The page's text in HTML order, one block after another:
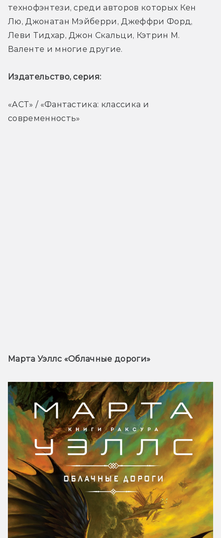
технофэнтези, среди авторов которых Кен
Лю, Джонатан Мэйберри, Джеффри Форд,
Леви Тидхар, Джон Скальци, Кэтрин М.
Валенте и многие другие.
Издательство, серия:
«АСТ» / «Фантастика: классика и
современность»
Марта Уэллс «Облачные дороги»